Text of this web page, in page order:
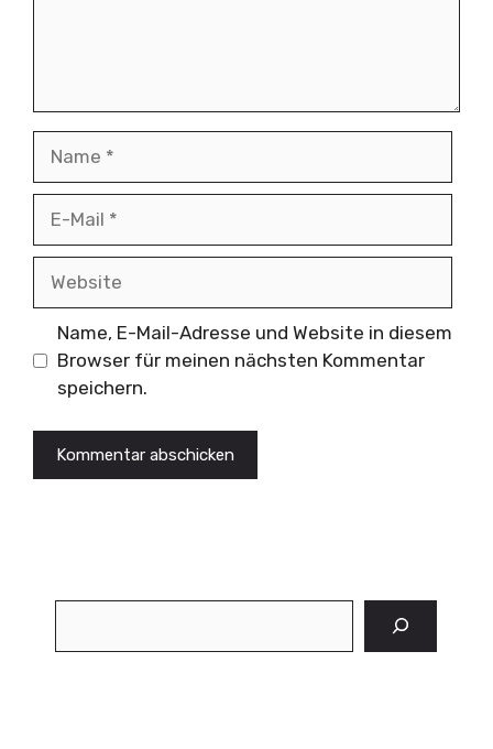
Name, E-Mail-Adresse und Website in diesem
Browser für meinen nächsten Kommentar
speichern.